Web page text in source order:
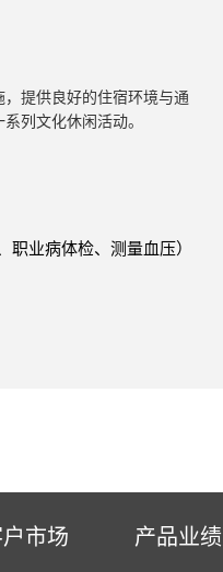
提供良好的住宿环境与通
列文化休闲活动。
业病体检、测量血压）
市场 产品业绩